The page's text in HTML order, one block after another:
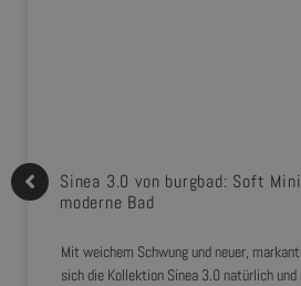
Sinea 3.0 von burgbad: Soft
moderne Bad
Mit weichem Schwung und neuer,
sich die Kollektion Sinea 3.0 natürlich